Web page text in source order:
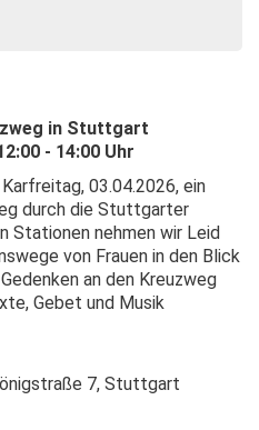
in Stuttgart
- 14:00 Uhr
03.04.2026, ein
durch die Stuttgarter
Stationen nehmen wir Leid
von Frauen in den Blick
an den Kreuzweg
Gebet und Musik
7, Stuttgart